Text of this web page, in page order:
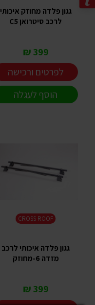
גגון פלדה מחוזק איכותי
לרכב סיטרואן C5
399 ₪
לפרטים ורכישה
הוסף לעגלה
CROSS ROOF
גגון פלדה איכותי לרכב
מזדה 6-מחוזק
399 ₪